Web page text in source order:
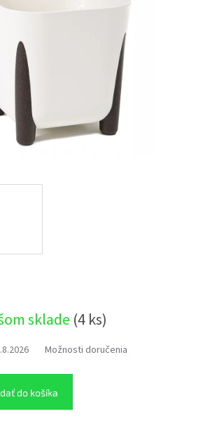
sklade (4 ks)
Možnosti doručenia
do košíka